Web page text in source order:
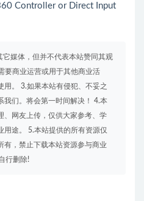
Controller or Direct Input
它媒体，但并不代表本站赞同其观
要商业运营或用于其他商业活
用。 3.如果本站有侵犯、不妥之
我们。将会第一时间解决！ 4.本
、网友上传，仅供大家参考、学
用途。 5.本站提供的所有资源仅
有，禁止下载本站资源参与商业
行删除!